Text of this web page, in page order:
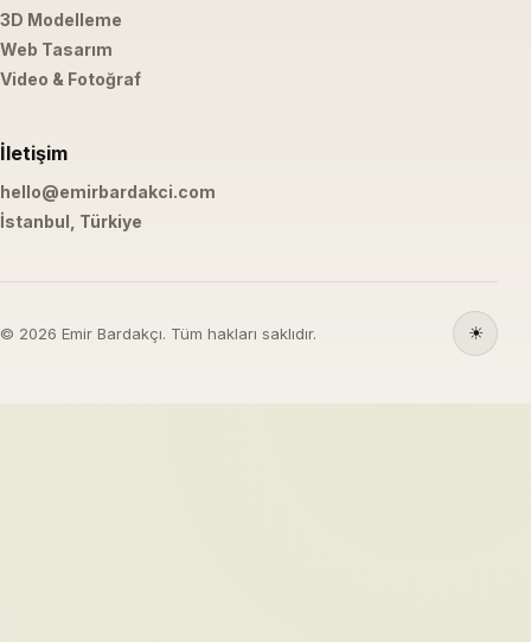
3D Modelleme
Web Tasarım
Video & Fotoğraf
İletişim
hello@emirbardakci.com
İstanbul, Türkiye
© 2026 Emir Bardakçı. Tüm hakları saklıdır. ☀